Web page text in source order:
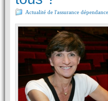
Actualité de l'assurance dépendance